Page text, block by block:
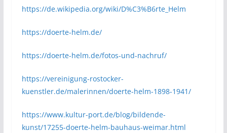
https://de.wikipedia.org/wiki/D%C3%B6rte_Helm
https://doerte-helm.de/
https://doerte-helm.de/fotos-und-nachruf/
https://vereinigung-rostocker-
kuenstler.de/malerinnen/doerte-helm-1898-1941/
https://www.kultur-port.de/blog/bildende-
kunst/17255-doerte-helm-bauhaus-weimar.html